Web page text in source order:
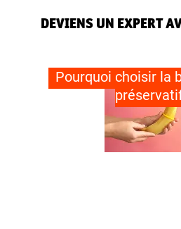
DEVIENS UN EXPERT
Pourquoi choisir la